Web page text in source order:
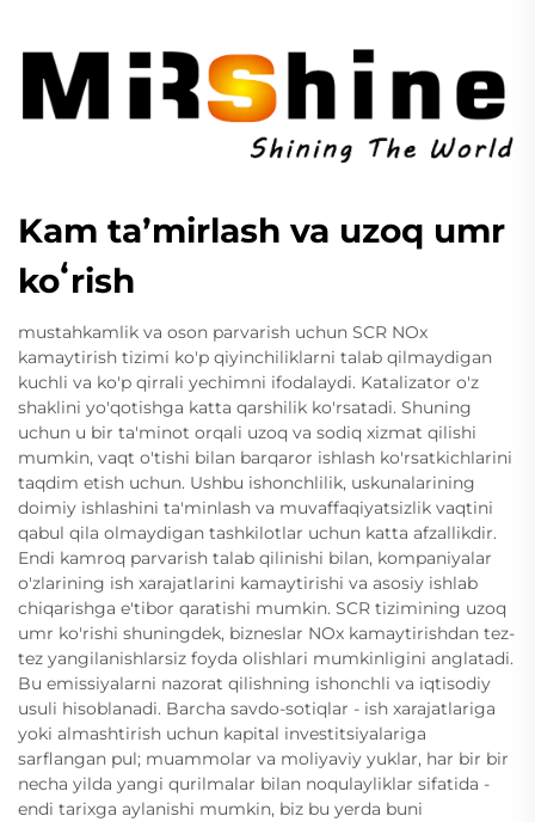
Kam taʼmirlash va uzoq umr
koʻrish
mustahkamlik va oson parvarish uchun SCR NOx
kamaytirish tizimi ko'p qiyinchiliklarni talab qilmaydigan
kuchli va ko'p qirrali yechimni ifodalaydi. Katalizator o'z
shaklini yo'qotishga katta qarshilik ko'rsatadi. Shuning
uchun u bir ta'minot orqali uzoq va sodiq xizmat qilishi
mumkin, vaqt o'tishi bilan barqaror ishlash ko'rsatkichlarini
taqdim etish uchun. Ushbu ishonchlilik, uskunalarining
doimiy ishlashini ta'minlash va muvaffaqiyatsizlik vaqtini
qabul qila olmaydigan tashkilotlar uchun katta afzallikdir.
Endi kamroq parvarish talab qilinishi bilan, kompaniyalar
o'zlarining ish xarajatlarini kamaytirishi va asosiy ishlab
chiqarishga e'tibor qaratishi mumkin. SCR tizimining uzoq
umr ko'rishi shuningdek, bizneslar NOx kamaytirishdan tez-
tez yangilanishlarsiz foyda olishlari mumkinligini anglatadi.
Bu emissiyalarni nazorat qilishning ishonchli va iqtisodiy
usuli hisoblanadi. Barcha savdo-sotiqlar - ish xarajatlariga
yoki almashtirish uchun kapital investitsiyalariga
sarflangan pul; muammolar va moliyaviy yuklar, har bir bir
necha yilda yangi qurilmalar bilan noqulayliklar sifatida -
endi tarixga aylanishi mumkin, biz bu yerda buni